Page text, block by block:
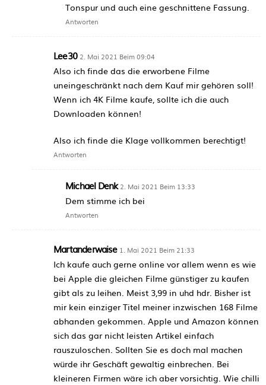
Tonspur und auch eine geschnittene Fassung.
Antworten
Lee30 2. Mai 2021 Beim 09:04
Also ich finde das die erworbene Filme
uneingeschränkt nach dem Kauf mir gehören soll!
Wenn ich 4K Filme kaufe, sollte ich die auch
Downloaden können!
Also ich finde die Klage vollkommen berechtigt!
Antworten
Michael Denk 2. Mai 2021 Beim 13:33
Dem stimme ich bei
Antworten
Martanderwaise 1. Mai 2021 Beim 21:33
Ich kaufe auch gerne online vor allem wenn es wie
bei Apple die gleichen Filme günstiger zu kaufen
gibt als zu leihen. Meist 3,99 in uhd hdr. Bisher ist
mir kein einziger Titel meiner inzwischen 168 Filme
abhanden gekommen. Apple und Amazon können
sich das gar nicht leisten Artikel einfach
rauszuloschen. Sollten Sie es doch mal machen
würde ihr Geschäft gewaltig einbrechen. Bei
kleineren Firmen wäre ich aber vorsichtig. Wie chilli